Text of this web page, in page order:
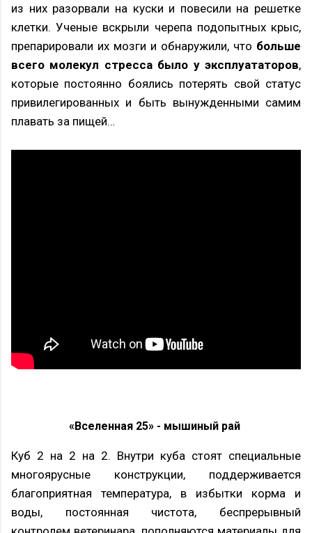
из них разорвали на куски и повесили на решетке
клетки. Ученые вскрыли черепа подопытных крыс,
препарировали их мозги и обнаружили, что больше
всего молекул стресса было у эксплуататоров,
которые постоянно боялись потерять свой статус
привилегированных и быть вынужденными самим
плавать за пищей…
«Вселенная 25» - мышиный рай
Куб 2 на 2 на 2. Внутри куба стоят специальные
многоярусные конструкции, поддерживается
благоприятная температура, в избытки корма и
воды, постоянная чистота, беспрерывный